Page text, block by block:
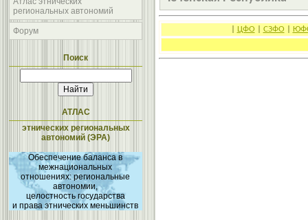
региональных автономий
Форум
Поиск
АТЛАС
этнических региональных
автономий (ЭРА)
Обеспечение баланса в
межнациональных
отношениях: региональные
автономии,
целостность государства
и права этнических меньшинств
ЦФО СЗФО